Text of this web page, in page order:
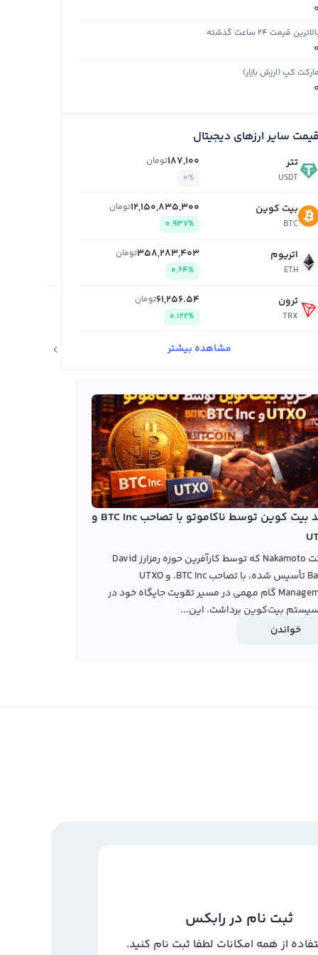
خرید بیت کوین توسط ناکاموتو با تصاحب BTC Inc و
شرکت Nakamoto که توسط کارآفرین حوزه رمزارز David
Bailey تأسیس شده، با تصاحب BTC Inc. و UTXO
Management گام مهمی در مسیر تقویت جایگاه خود در
بیت‌کوین برداشت. این...
خواندن
ثبت نام در رابکس
از همه امکانات لطفا ثبت نام کنید.
0
قیمت ۲۴ ساعت گذشته
0
مارکت کپ (ارزش بازار)
0
قیمت سایر ارزهای دیجیتال
تتر
USDT
187,100تومان
0%
بیت کوین
BTC
12,150,835,300تومان
0.937%
اتریوم
ETH
358,283,403تومان
0.64%
ترون
TRX
61,256.54تومان
0.122%
مشاهده بیشتر